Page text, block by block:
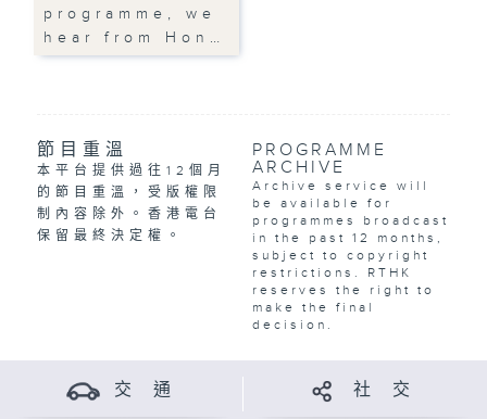
programme, we
hear from Hon…
節目重溫
本平台提供過往12個月
的節目重溫，受版權限
制內容除外。香港電台
保留最終決定權。
PROGRAMME
ARCHIVE
Archive service will
be available for
programmes broadcast
in the past 12 months,
subject to copyright
restrictions. RTHK
reserves the right to
make the final
decision.
交 通 社 交